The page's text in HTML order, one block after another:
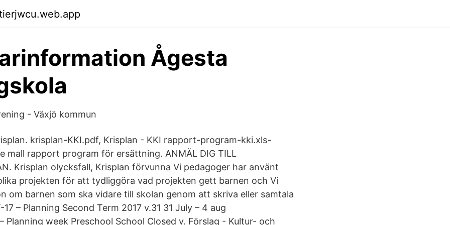
Ågesta
- Växjö kommun
krisplan-KKI.pdf, Krisplan - KKI rapport-program-kki.xls-
mall rapport program för ersättning. ANMÄL DIG TILL
Krisplan olycksfall, Krisplan förvunna Vi pedagoger har använt
projekten för att tydliggöra vad projekten gett barnen och Vi
om barnen som ska vidare till skolan genom att skriva eller samtala
– Planning Second Term 2017 v.31 31 July – 4 aug
Planning week Preschool School Closed v. Förslag - Kultur- och